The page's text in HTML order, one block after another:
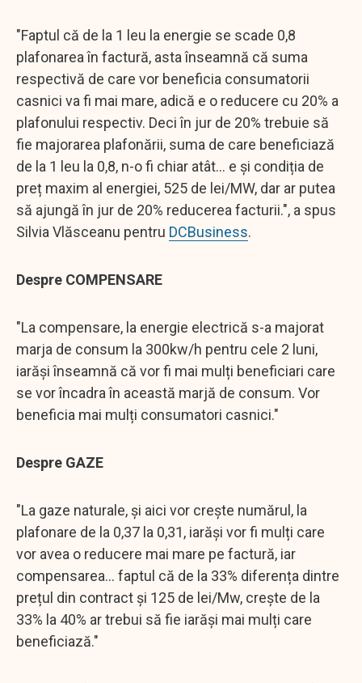
"Faptul că de la 1 leu la energie se scade 0,8
plafonarea în factură, asta înseamnă că suma
respectivă de care vor beneficia consumatorii
casnici va fi mai mare, adică e o reducere cu 20% a
plafonului respectiv. Deci în jur de 20% trebuie să
fie majorarea plafonării, suma de care beneficiază
de la 1 leu la 0,8, n-o fi chiar atât... e și condiția de
preț maxim al energiei, 525 de lei/MW, dar ar putea
să ajungă în jur de 20% reducerea facturii.", a spus
Silvia Vlăsceanu pentru DCBusiness.
Despre COMPENSARE
"La compensare, la energie electrică s-a majorat
marja de consum la 300kw/h pentru cele 2 luni,
iarăși înseamnă că vor fi mai mulți beneficiari care
se vor încadra în această marjă de consum. Vor
beneficia mai mulți consumatori casnici."
Despre GAZE
"La gaze naturale, și aici vor crește numărul, la
plafonare de la 0,37 la 0,31, iarăși vor fi mulți care
vor avea o reducere mai mare pe factură, iar
compensarea... faptul că de la 33% diferența dintre
prețul din contract și 125 de lei/Mw, crește de la
33% la 40% ar trebui să fie iarăși mai mulți care
beneficiază."